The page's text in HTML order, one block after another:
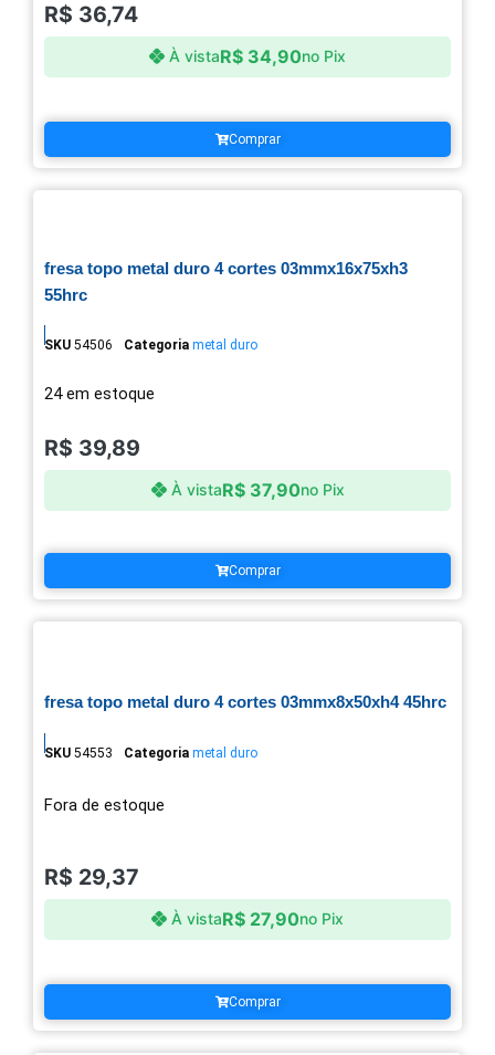
R$ 36,74
À vistaR$ 34,90no Pix
Comprar
fresa topo metal duro 4 cortes 03mmx16x75xh3
55hrc
SKU 54506 Categoria metal duro
24 em estoque
R$ 39,89
À vistaR$37,90no Pix
Comprar
fresa topo metal duro 4 cortes 03mmx8x50xh4 45hrc
SKU 54553 Categoria metal duro
Fora de estoque
R$ 29,37
À vistaR$ 27,90no Pix
Comprar